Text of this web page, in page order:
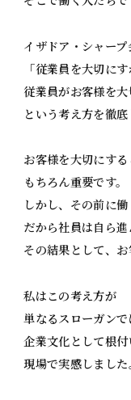
イザドア・シャープ
「従業員を大切にす
従業員がお客様を大
という考え方を徹底
お客様を大切にする
もちろん重要です。
しかし、その前に働
だから社員は自ら進
その結果として、お
私はこの考え方が
単なるスローガンで
企業文化として根
現場で実感しました